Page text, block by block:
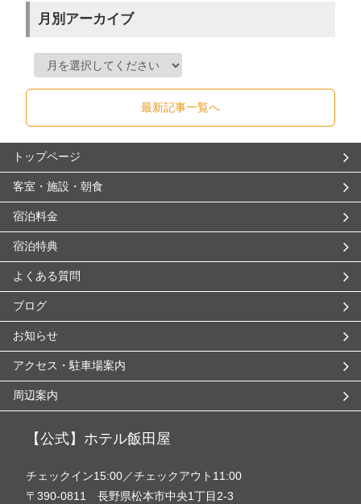
月別アーカイブ
最新記事一覧へ
トップページ
客室・施設・朝食
宿泊料金
宿泊特典
よくある質問
ブログ
お知らせ
アクセス・駐車場案内
周辺案内
【公式】ホテル飯田屋
チェックイン15:00／チェックアウト11:00
〒390-0811 長野県松本市中央1丁目2-3